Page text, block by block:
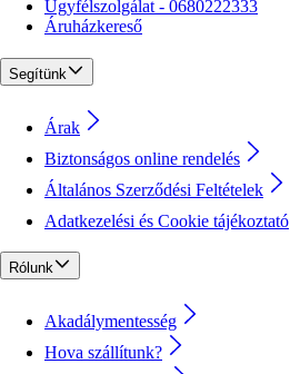
Ügyfélszolgálat - 0680222333
Áruházkereső
Segítünk
Árak
Biztonságos online rendelés
Általános Szerződési Feltételek
Adatkezelési és Cookie tájékoztató
Rólunk
Akadálymentesség
Hova szállítunk?